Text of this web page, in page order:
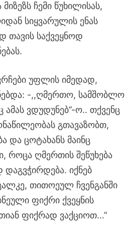
ჩემი წუხილისას,
სიყვარულის ენას
თავის საქვეყნოდ
უფლის იმედად,
-,,ღმერთო, სამშობლო
ვდუდუნებ’’-ო.. თქვენც
გთავაზობთ,
და ცოტახანს მაინც
როცა ღმერთის შეწუხება
დაგვჭირდება. იქნებ
თითოეულ ჩვენგანში
ფიქრი ქვეყნის
ფიქრად ვაქციოთ…”